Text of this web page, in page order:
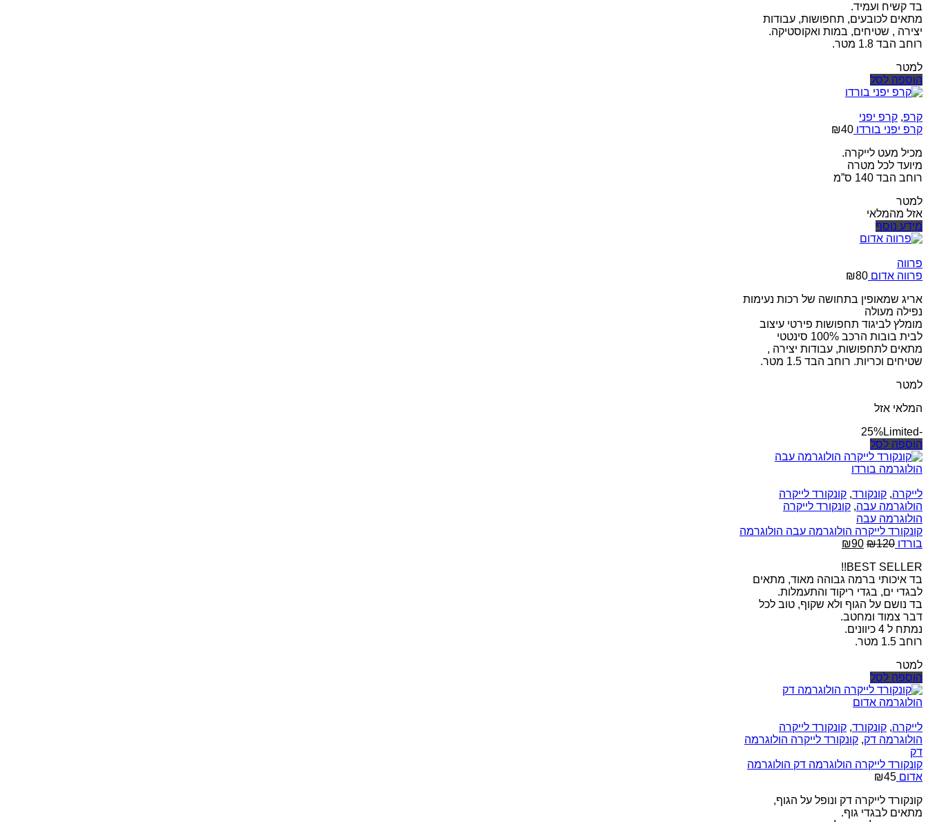
בד קשיח ועמיד.
מתאים לכובעים, תחפושות, עבודות
יצירה , שטיחים, במות ואקוסטיקה.
רוחב הבד 1.8 מטר.
למטר
הוספה לסל
קרפ, קרפ יפני
קרפ יפני בורדו
₪40
מכיל מעט לייקרה.
מיועד לכל מטרה
רוחב הבד 140 ס”מ
למטר
אזל מהמלאי
מידע נוסף
פרווה
פרווה אדום
₪80
אריג שמאופין בתחושה של רכות נעימות
נפילה מעולה
מומלץ לביגוד תחפושות פירטי עיצוב
לבית בובות הרכב 100% סינטטי
מתאים לתחפושות, עבודות יצירה ,
שטיחים וכריות. רוחב הבד 1.5 מטר.
למטר
המלאי אזל
-25%
Limited
הוספה לסל
לייקרה, קונקורד, קונקורד לייקרה
הולוגרמה עבה, קונקורד לייקרה
הולוגרמה עבה
קונקורד לייקרה הולוגרמה עבה הולוגרמה
בורדו
₪120
המחיר
היה:
₪120.
₪90
הוא:
₪90.
BEST SELLER!!
בד איכותי ברמה גבוהה מאוד, מתאים
לבגדי ים, בגדי ריקוד והתעמלות.
בד נושם על הגוף ולא שקוף, טוב לכל
דבר צמוד ומחטב.
נמתח ל 4 כיוונים.
רוחב 1.5 מטר.
למטר
הוספה לסל
לייקרה, קונקורד, קונקורד לייקרה
הולוגרמה דק, קונקורד לייקרה הולוגרמה
דק
קונקורד לייקרה הולוגרמה דק הולוגרמה
אדום
₪45
קונקורד לייקרה דק ונופל על הגוף,
מתאים לבגדי גוף.